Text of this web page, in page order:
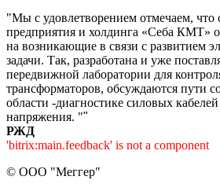
"Мы с удовлетворением отмечаем,
предприятия и холдинга «Себа КМТ»
на возникающие в связи с развитием
задачи. Так, разработана и уже
передвижной лаборатории для
трансформаторов, обсуждаются пути
области -диагностике силовых
напряжения. ""
РЖД
'bitrix:main.feedback' is not a component
© ООО "Меггер"